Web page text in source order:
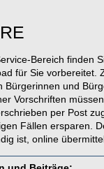
Bereich finden
für Sie vorbereitet.
Bürgerinnen und
Vorschriften
per Post
Fällen ersparen.
ist, online